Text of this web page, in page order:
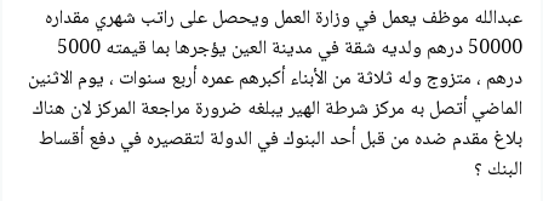
عبدالله موظف يعمل في وزارة العمل ويحصل على راتب شهري مقداره
50000 درهم ولديه شقة في مدينة العين يؤجرها بما قيمته 5000
درهم ، متزوج وله ثلاثة من الأبناء أكبرهم عمره أربع سنوات ، يوم الاثنين
الماضي أتصل به مركز شرطة الهير يبلغه ضرورة مراجعة المركز لان هناك
بلاغ مقدم ضده من قبل أحد البنوك في الدولة لتقصيره في دفع أقساط
البنك ؟